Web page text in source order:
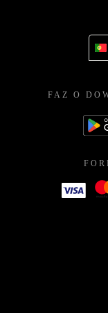
FAZ O